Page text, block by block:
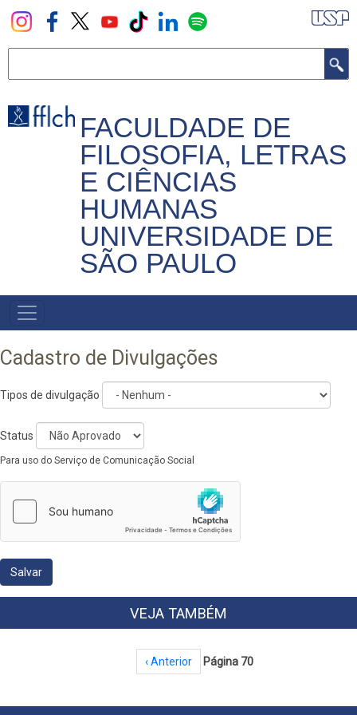
Pular
para
principal
FACULDADE DE
FILOSOFIA, LETRAS
E CIÊNCIAS
HUMANAS
UNIVERSIDADE DE
SÃO PAULO
NAVEGADOR
PRINCIPAL
Cadastro de Divulgações
Tipos de divulgação
Status
Para uso do Serviço de Comunicação Social
Vertical
Tabs
VEJA TAMBÉM
Página anterior
‹ Anterior Página 70